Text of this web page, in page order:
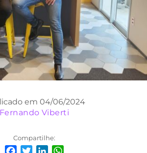
em 04/06/2024
Fernando Viberti
Compartilhe: